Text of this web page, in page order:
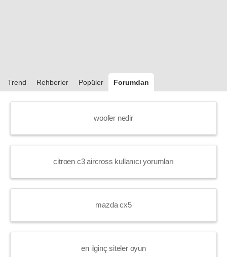
Trend Rehberler Popüler Forumdan
woofer nedir
citroen c3 aircross kullanıcı yorumları
mazda cx5
en ilginç siteler oyun